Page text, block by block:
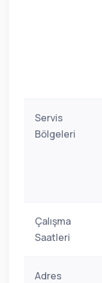
Servis
Bölgeleri
Çalışma
Saatleri
Adres